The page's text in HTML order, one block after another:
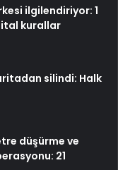
ilgilendiriyor: 1
kurallar
silindi: Halk
düşürme ve
21